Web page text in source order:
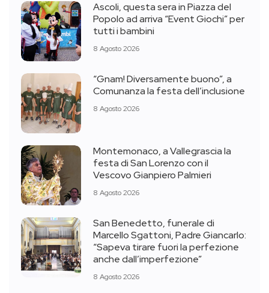
Ascoli, questa sera in Piazza del
Popolo ad arriva “Event Giochi” per
tutti i bambini
8 Agosto 2026
“Gnam! Diversamente buono”, a
Comunanza la festa dell’inclusione
8 Agosto 2026
Montemonaco, a Vallegrascia la
festa di San Lorenzo con il
Vescovo Gianpiero Palmieri
8 Agosto 2026
San Benedetto, funerale di
Marcello Sgattoni, Padre Giancarlo:
“Sapeva tirare fuori la perfezione
anche dall’imperfezione”
8 Agosto 2026